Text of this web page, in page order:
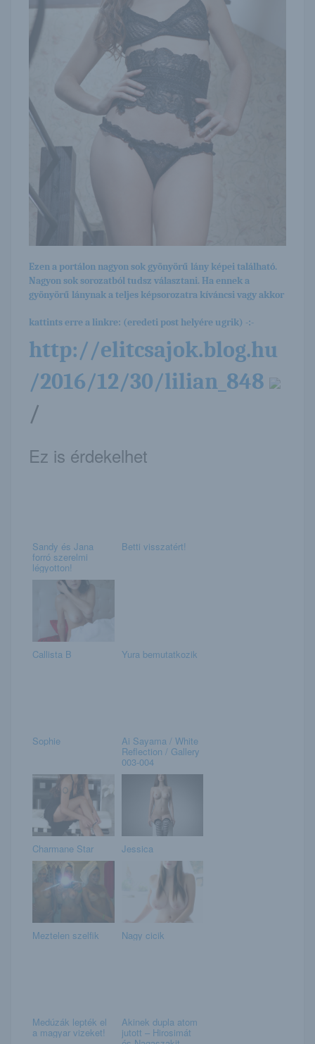
Ezen a portálon nagyon sok gyönyörű lány képei található.
Nagyon sok sorozatból tudsz választani. Ha ennek a
gyönyörű lánynak a teljes képsorozatra kíváncsi vagy akkor
kattints erre a linkre: (eredeti post helyére ugrik) -:-
http://elitcsajok.blog.hu
/2016/12/30/lilian_848
/
Ez is érdekelhet
Sandy és Jana
forró szerelmi
légyotton!
Betti visszatért!
Callista B Yura bemutatkozik
Sophie Ai Sayama / White
Reflection / Gallery
003-004
Charmane Star Jessica
Meztelen szelfik Nagy cicik
Medúzák lepték el
a magyar vizeket!
Akinek dupla atom
jutott – Hirosimát